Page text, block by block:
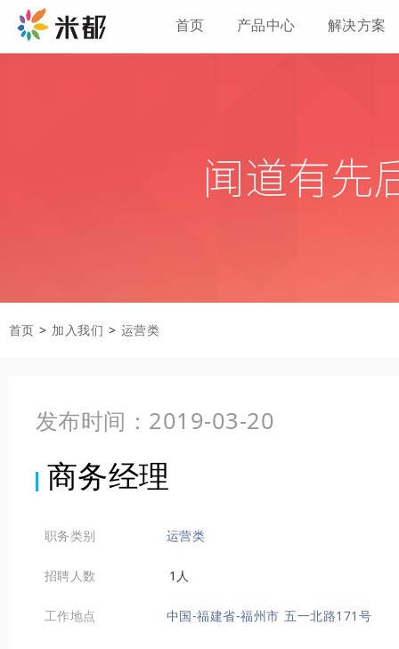
首页 产品中心 解决方案
首页 > 加入我们 > 运营类
发布时间：2019-03-20
商务经理
职务类别 运营类
招聘人数 1人
工作地点 中国-福建省-福州市 五一北路171号